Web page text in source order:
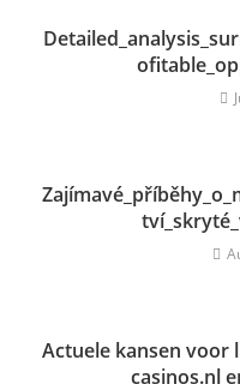
Actuele kansen voor
casinos.nl